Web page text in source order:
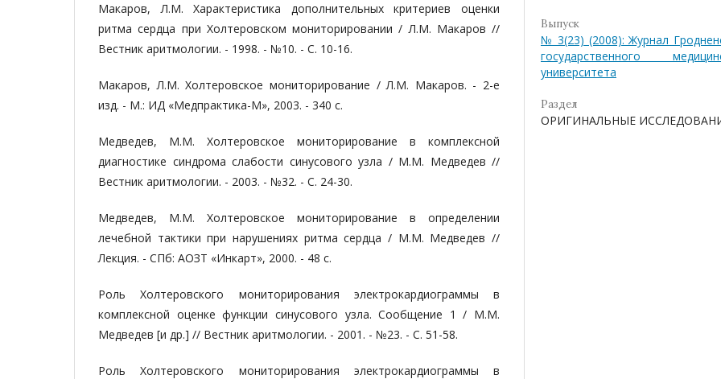
Макаров, Л.М. Характеристика дополнительных критериев оценки
ритма сердца при Холтеровском мониторировании / Л.М. Макаров //
Вестник аритмологии. - 1998. - №10. - С. 10-16.
Макаров, Л.М. Холтеровское мониторирование / Л.М. Мака­ров. - 2-е
изд. - М.: ИД «Медпрактика-М», 2003. - 340 с.
Медведев, М.М. Холтеровское мониторирование в комплекс­ной
диагностике синдрома слабости синусового узла / М.М. Медве­дев //
Вестник аритмологии. - 2003. - №32. - С. 24-30.
Медведев, М.М. Холтеровское мониторирование в определе­нии
лечебной тактики при нарушениях ритма сердца / М.М. Медве­дев //
Лекция. - СПб: АОЗТ «Инкарт», 2000. - 48 с.
Роль Холтеровского мониторирования электрокардиограммы в
комплексной оценке функции синусового узла. Сообщение 1 / М.М.
Медведев [и др.] // Вестник аритмологии. - 2001. - №23. - С. 51-58.
Роль Холтеровского мониторирования электрокардиограммы в
Выпуск
№ 3(23) (2008): Журнал
государственного
университета
Раздел
ОРИГИНАЛЬНЫЕ